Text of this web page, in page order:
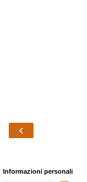
‹
Informazioni personali